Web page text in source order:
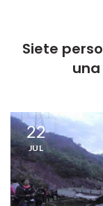
Siete
22
JUL